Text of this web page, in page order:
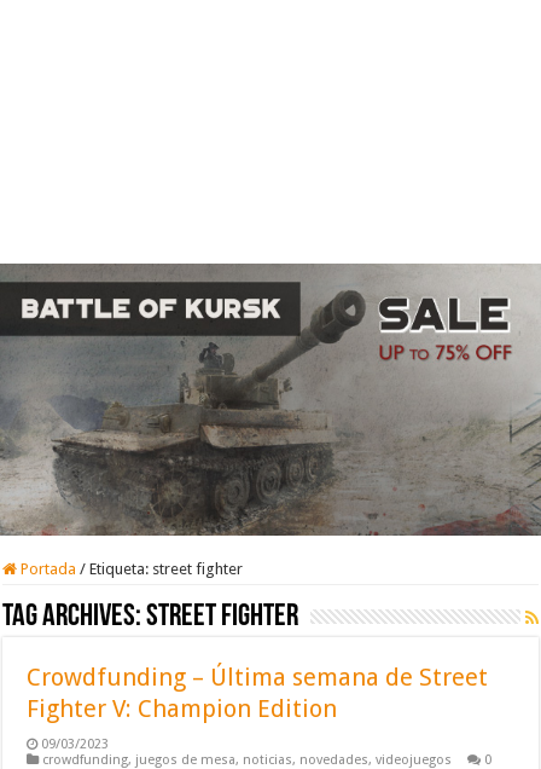
Portada / Etiqueta: street fighter
Tag Archives:street fighter
Crowdfunding – Última semana de Street
Fighter V: Champion Edition
09/03/2023
crowdfunding, juegos de mesa, noticias, novedades,videojuegos 0